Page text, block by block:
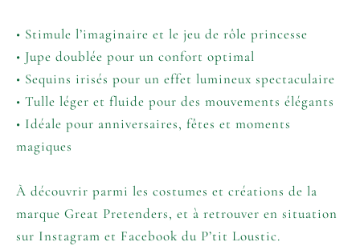
• Stimule l’imaginaire et le jeu de rôle princesse
• Jupe doublée pour un confort optimal
• Sequins irisés pour un effet lumineux spectaculaire
• Tulle léger et fluide pour des mouvements élégants
• Idéale pour anniversaires, fêtes et moments
magiques
À découvrir parmi les costumes et créations de la
marque Great Pretenders, et à retrouver en situation
sur Instagram et Facebook du P’tit Loustic.